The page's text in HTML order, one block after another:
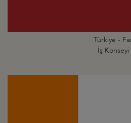
Türkiye -
İş Konseyi